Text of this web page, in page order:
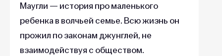
Маугли — история про маленького
ребенка в волчьей семье. Всю жизнь он
прожил по законам джунглей, не
взаимодействуя с обществом.